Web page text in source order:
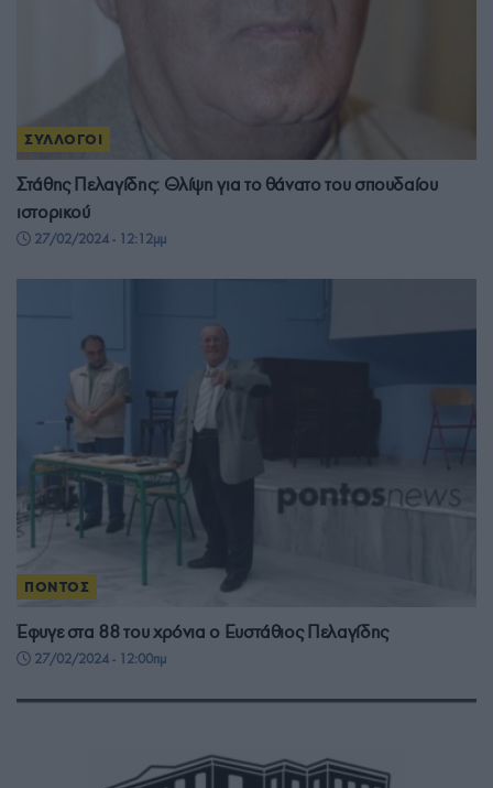
ΣΥΛΛΟΓΟΙ
Στάθης Πελαγίδης: Θλίψη για το θάνατο του σπουδαίου
ιστορικού
27/02/2024 - 12:12μμ
ΠΟΝΤΟΣ
Έφυγε στα 88 του χρόνια ο Ευστάθιος Πελαγίδης
27/02/2024 - 12:00πμ